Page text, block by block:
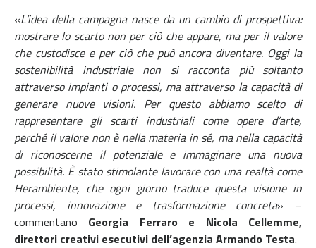
«L’idea della campagna nasce da un cambio di prospettiva:
mostrare lo scarto non per ciò che appare, ma per il valore
che custodisce e per ciò che può ancora diventare. Oggi la
sostenibilità industriale non si racconta più soltanto
attraverso impianti o processi, ma attraverso la capacità di
generare nuove visioni. Per questo abbiamo scelto di
rappresentare gli scarti industriali come opere d’arte,
perché il valore non è nella materia in sé, ma nella capacità
di riconoscerne il potenziale e immaginare una nuova
possibilità. È stato stimolante lavorare con una realtà come
Herambiente, che ogni giorno traduce questa visione in
processi, innovazione e trasformazione concreta» –
commentano Georgia Ferraro e Nicola Cellemme,
direttori creativi esecutivi dell’agenzia Armando Testa.